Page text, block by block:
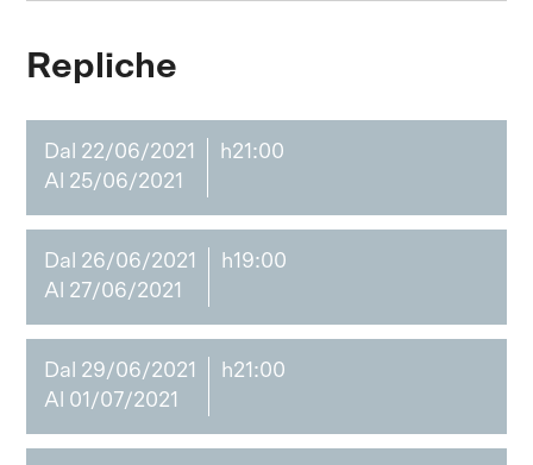
Repliche
Dal 22/06/2021
Al 25/06/2021
h21:00
Dal 26/06/2021
Al 27/06/2021
h19:00
Dal 29/06/2021
Al 01/07/2021
h21:00